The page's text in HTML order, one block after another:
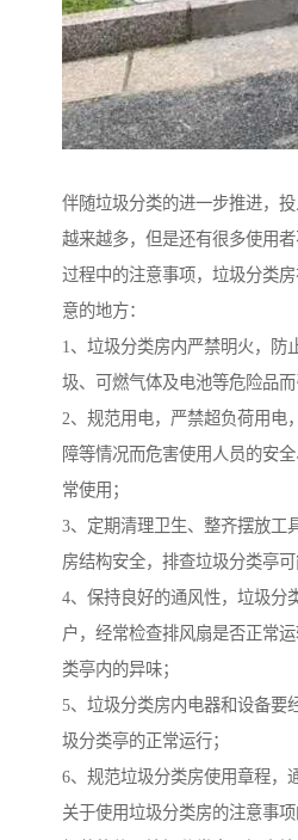
伴随垃圾分类的进一步推进，
越来越多，但是还有很多使用
过程中的注意事项，垃圾分类
意的地方：
1、垃圾分类房内严禁明火，防
圾、可燃气体及电池等危险品而
2、规范用电，严禁超负荷用电
障等情况而危害使用人员的安
常使用；
3、定期清理卫生、整齐摆放工
房结构安全，排查垃圾分类亭可
4、保持良好的通风性，垃圾分
户，经常检查排风扇是否正常
类亭内的异味；
5、垃圾分类房内电器和设备要
圾分类亭的正常运行；
6、规范垃圾分类房使用章程，
关于使用垃圾分类房的注意事